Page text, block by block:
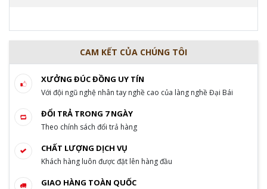
CAM KẾT CỦA CHÚNG TÔI
XƯỞNG ĐÚC ĐỒNG UY TÍN
Với đội ngũ nghệ nhân tay nghề cao của làng nghề Đại Bái
ĐỔI TRẢ TRONG 7 NGÀY
Theo chính sách đổi trả hàng
CHẤT LƯỢNG DỊCH VỤ
Khách hàng luôn được đặt lên hàng đầu
GIAO HÀNG TOÀN QUỐC